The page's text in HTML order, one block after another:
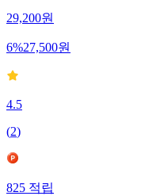
29,200원
6%27,500원
4.5
(2)
825 적립